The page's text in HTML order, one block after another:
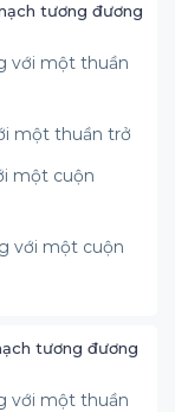
tương đương
với một thuần
một thuần trở
một cuộn
với một cuộn
tương đương
với một thuần